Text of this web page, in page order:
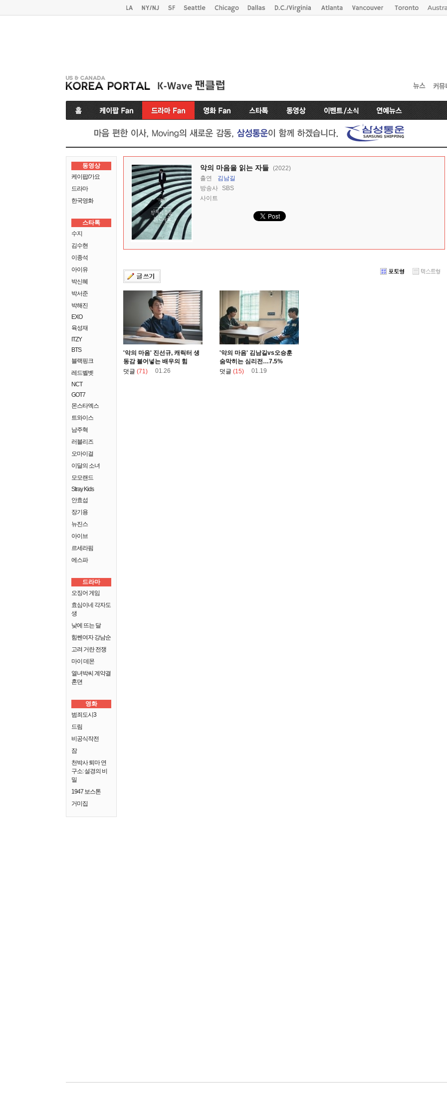
동영상
케이팝/가요
드라마
한국영화
스타톡
수지
김수현
이종석
아이유
박신혜
박서준
박해진
EXO
육성재
ITZY
BTS
블랙핑크
레드벨벳
NCT
GOT7
몬스타엑스
트와이스
남주혁
러블리즈
오마이걸
이달의 소녀
모모랜드
Stray Kids
안효섭
장기용
뉴진스
아이브
르세라핌
에스파
드라마
오징어 게임
효심이네 각자도
생
낮에 뜨는 달
힘쎈여자 강남순
고려 거란 전쟁
마이 데몬
열녀박씨 계약결
혼뎐
영화
범죄도시3
드림
비공식작전
잠
천박사 퇴마 연
구소: 설경의 비
밀
1947 보스톤
거미집
악의 마음을 읽는 자들 (2022)
출연
김남길
방송사 SBS
사이트
'악의 마음' 진선규, 캐릭터 생
동감 불어넣는 배우의 힘
덧글 (71) 01.26
'악의 마음' 김남길vs오승훈
숨막히는 심리전…7.5%
덧글 (15) 01.19